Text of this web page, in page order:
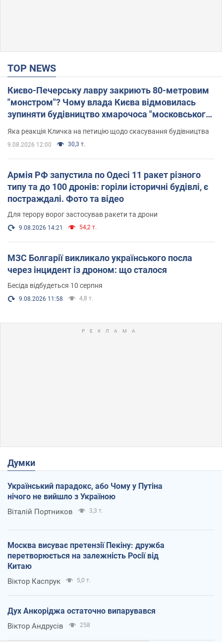
TOP NEWS
Києво-Печерську лавру закриють 80-метровим
"монстром"? Чому влада Києва відмовилась
зупиняти будівництво хмарочоса "московського
вірянина"
Яка реакція Кличка на петицію щодо скасування будівництва
9.08.2026 12:00 30,3 т.
Армія РФ запустила по Одесі 11 ракет різного
типу та до 100 дронів: горіли історичні будівлі, є
постраждалі. Фото та відео
Для терору ворог застосував ракети та дрони
9.08.2026 14:21 54,2 т.
МЗС Болгарії викликало українського посла
через інцидент із дроном: що сталося
Бесіда відбудеться 10 серпня
9.08.2026 11:58 4,8 т.
Думки
Український парадокс, або Чому у Путіна
нічого не вийшло з Україною
Віталій Портников 3,3 т.
Москва висуває претензії Пекіну: дружба
перетворюється на залежність Росії від
Китаю
Віктор Каспрук 5,0 т.
Дух Анкоріджа остаточно випарувався
Віктор Андрусів 258